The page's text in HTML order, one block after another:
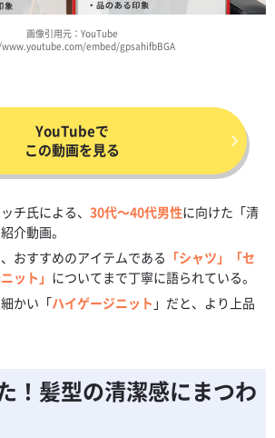
画像引用元：YouTube
embed/gpsahifbBGA
YouTubeで
この動画を見る
チ氏による、 30代～40代男性に向けた「清
介動画。
おすすめのアイテムである 「シャツ」「セ
ット」 についてまで丁寧に語られている。
かい「ハイゲージニット 」だと、より上品
！髪型の清潔感にまつわ